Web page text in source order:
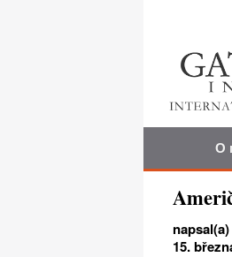
O
napsal(a)
15.